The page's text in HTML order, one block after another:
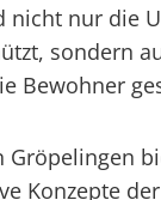
nicht nur die
sondern
Bewohner
Gröpelingen
Konzepte